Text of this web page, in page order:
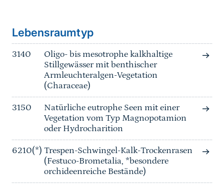
Lebensraumtyp
3140
Oligo- bis mesotrophe kalkhaltige
Stillgewässer mit benthischer
Armleuchteralgen-Vegetation
(Characeae)
3150
Natürliche eutrophe Seen mit einer
Vegetation vom Typ Magnopotamion
oder Hydrocharition
6210(*) Trespen-Schwingel-Kalk-Trockenrasen
(Festuco-Brometalia, *besondere
orchideenreiche Bestände)